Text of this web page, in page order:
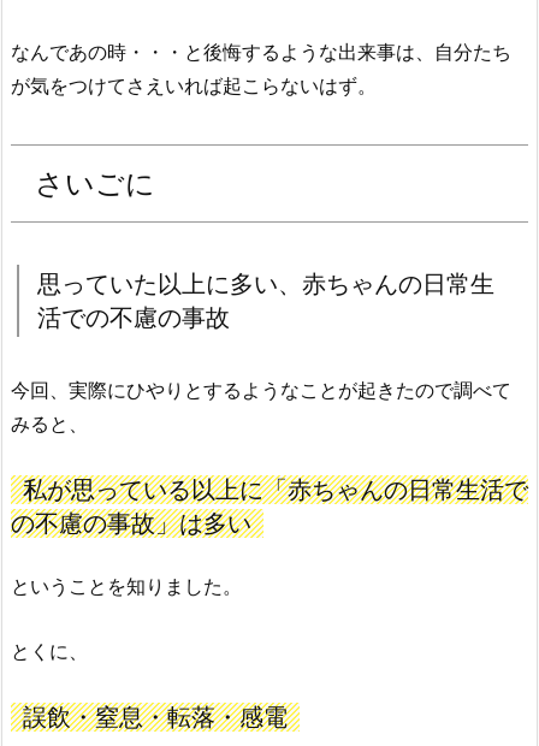
なんであの時・・・と後悔するような出来事は、自分たち
が気をつけてさえいれば起こらないはず。
さいごに
思っていた以上に多い、赤ちゃんの日常生
活での不慮の事故
今回、実際にひやりとするようなことが起きたので調べて
みると、
私が思っている以上に「赤ちゃんの日常生活で
の不慮の事故」は多い
ということを知りました。
とくに、
誤飲・窒息・転落・感電